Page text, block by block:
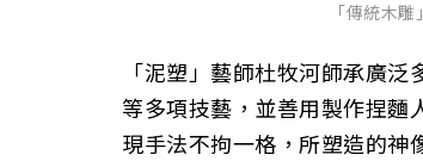
「傳統木
「泥塑」藝師杜牧河師承廣
等多項技藝，並善用製作捏麵
現手法不拘一格，所塑造的神